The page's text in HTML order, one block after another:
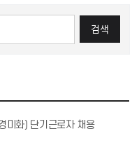
검색
미화) 단기근로자 채용